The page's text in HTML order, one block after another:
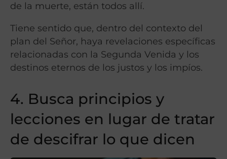
de la muerte, están todos allí.
Tiene sentido que, dentro del contexto del
plan del Señor, haya revelaciones específicas
relacionadas con la Segunda Venida y los
destinos eternos de los justos y los impíos.
4. Busca principios y
lecciones en lugar de tratar
de descifrar lo que dicen